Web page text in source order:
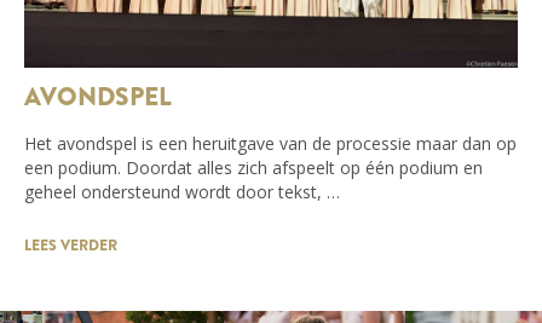
AVONDSPEL
Het avondspel is een heruitgave van de processie maar dan op
een podium. Doordat alles zich afspeelt op één podium en
geheel ondersteund wordt door tekst, …
LEES VERDER